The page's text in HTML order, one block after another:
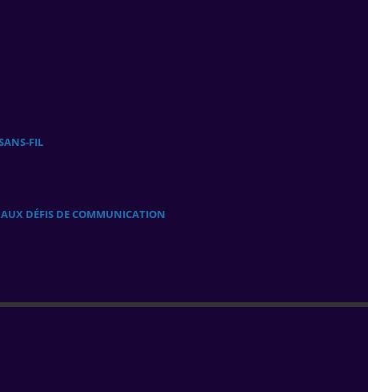
DÉFIS DE COMMUNICATION